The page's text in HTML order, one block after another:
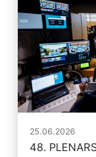
25.06.2026
48.